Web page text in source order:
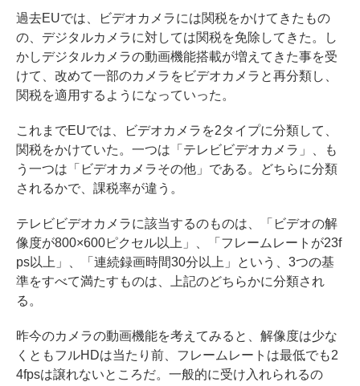
過去EUでは、ビデオカメラには関税をかけてきたもの
の、デジタルカメラに対しては関税を免除してきた。し
かしデジタルカメラの動画機能搭載が増えてきた事を受
けて、改めて一部のカメラをビデオカメラと再分類し、
関税を適用するようになっていった。
これまでEUでは、ビデオカメラを2タイプに分類して、
関税をかけていた。一つは「テレビビデオカメラ」、も
う一つは「ビデオカメラその他」である。どちらに分類
されるかで、課税率が違う。
テレビビデオカメラに該当するのものは、「ビデオの解
像度が800×600ピクセル以上」、「フレームレートが23f
ps以上」、「連続録画時間30分以上」という、3つの基
準をすべて満たすものは、上記のどちらかに分類され
る。
昨今のカメラの動画機能を考えてみると、解像度は少な
くともフルHDは当たり前、フレームレートは最低でも2
4fpsは譲れないところだ。一般的に受け入れられるの